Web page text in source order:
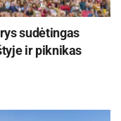
sudėtingas
ir piknikas